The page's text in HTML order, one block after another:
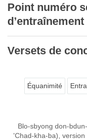
Point numéro
d’entraînement
Versets de
Équanimité
Blo-sbyong don-
'Chad-kha-ba),